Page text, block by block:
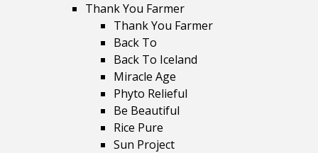
Thank You Farmer
Thank You Farmer
Back To
Back To Iceland
Miracle Age
Phyto Relieful
Be Beautiful
Rice Pure
Sun Project